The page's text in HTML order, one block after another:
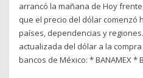
arrancó la mañana de Hoy
que el precio del dólar
países, dependencias y
actualizada del dólar a la
bancos de México: * BANAMEX *